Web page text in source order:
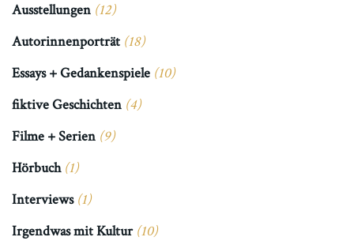
Ausstellungen (12)
Autorinnenporträt (18)
Essays + Gedankenspiele (10)
fiktive Geschichten (4)
Filme + Serien (9)
Hörbuch(1)
Interviews(1)
Irgendwas mit Kultur(10)